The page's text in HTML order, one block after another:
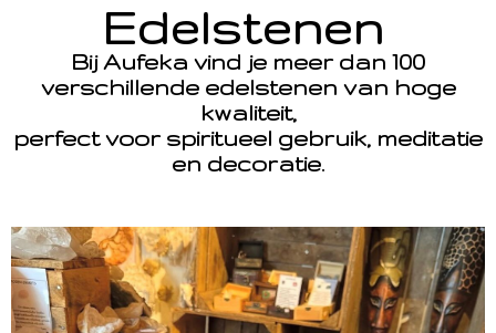
Edelstenen
Bij Aufeka vind je meer dan 100
verschillende edelstenen van hoge
kwaliteit,
perfect voor spiritueel gebruik, meditatie
en decoratie.